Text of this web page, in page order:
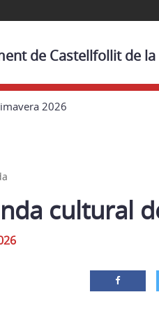
de Castellfollit de la
2026
cultural